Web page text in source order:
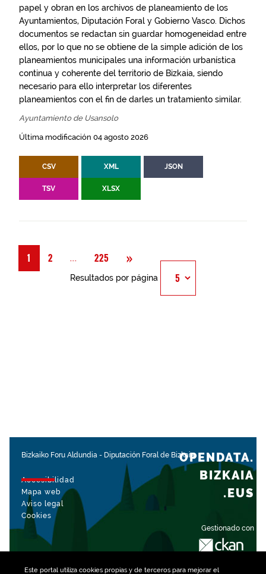
Este portal utiliza cookiespropias y de terceros para mejorar el
papel y obran en los archivos de planeamiento de los
Ayuntamientos, Diputación Foral y Gobierno Vasco. Dichos
documentos se redactan sin guardar homogeneidad entre
ellos, por lo que no se obtiene de la simple adición de los
planeamientos municipales una información urbanística
continua y coherente del territorio de Bizkaia, siendo
necesario para ello interpretar los diferentes
planeamientos con el fin de darles un tratamiento similar.
Ayuntamiento de Usansolo
Última modificación 04 agosto 2026
CSV XML JSON
TSV XLSX
1 2 Página
... 225 » Siguiente
Resultados por página
Bizkaiko Foru Aldundia - Diputación Foral de Bizkaia
Accesibilidad
Mapa web
Aviso legal
Cookies
Gestionado con
OPENDATA.
BIZKAIA
.EUS